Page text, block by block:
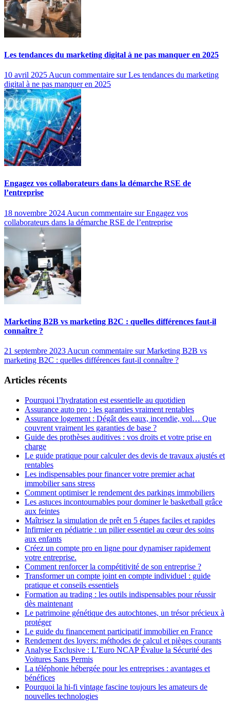
Les tendances du marketing digital à ne pas manquer en 2025
10 avril 2025 Aucun commentaire sur Les tendances du marketing
digital à ne pas manquer en 2025
Engagez vos collaborateurs dans la démarche RSE de
l’entreprise
18 novembre 2024 Aucun commentaire sur Engagez vos
collaborateurs dans la démarche RSE de l’entreprise
Marketing B2B vs marketing B2C : quelles différences faut-il
connaître ?
21 septembre 2023 Aucun commentaire sur Marketing B2B vs
marketing B2C : quelles différences faut-il connaître ?
Articles récents
Pourquoi l’hydratation est essentielle au quotidien
Assurance auto pro : les garanties vraiment rentables
Assurance logement : Dégât des eaux, incendie, vol… Que
couvrent vraiment les garanties de base ?
Guide des prothèses auditives : vos droits et votre prise en
charge
Le guide pratique pour calculer des devis de travaux ajustés et
rentables
Les indispensables pour financer votre premier achat
immobilier sans stress
Comment optimiser le rendement des parkings immobiliers
Les astuces incontournables pour dominer le basketball grâce
aux feintes
Maîtrisez la simulation de prêt en 5 étapes faciles et rapides
Infirmier en pédiatrie : un pilier essentiel au cœur des soins
aux enfants
Créez un compte pro en ligne pour dynamiser rapidement
votre entreprise.
Comment renforcer la compétitivité de son entreprise ?
Transformer un compte joint en compte individuel : guide
pratique et conseils essentiels
Formation au trading : les outils indispensables pour réussir
dès maintenant
Le patrimoine génétique des autochtones, un trésor précieux à
protéger
Le guide du financement participatif immobilier en France
Rendement des loyers: méthodes de calcul et pièges courants
Analyse Exclusive : L’Euro NCAP Évalue la Sécurité des
Voitures Sans Permis
La téléphonie hébergée pour les entreprises : avantages et
bénéfices
Pourquoi la hi-fi vintage fascine toujours les amateurs de
nouvelles technologies